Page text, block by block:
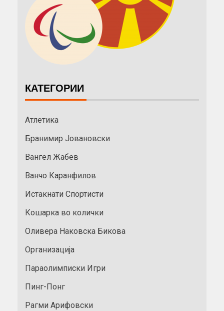
КАТЕГОРИИ
Атлетика
Бранимир Јовановски
Вангел Жабев
Ванчо Каранфилов
Истакнати Спортисти
Кошарка во колички
Оливера Наковска Бикова
Организација
Параолимписки Игри
Пинг-Понг
Рагми Арифовски